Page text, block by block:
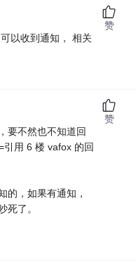
以收到通知， 相关
赞
要不然也不知道回
用 6 楼 vafox 的回
的，如果有通知，
死了。
赞